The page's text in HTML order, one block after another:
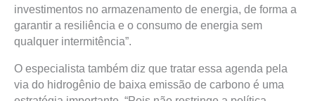
investimentos no armazenamento de energia, de forma a
garantir a resiliência e o consumo de energia sem
qualquer intermitência”.
O especialista também diz que tratar essa agenda pela
via do hidrogênio de baixa emissão de carbono é uma